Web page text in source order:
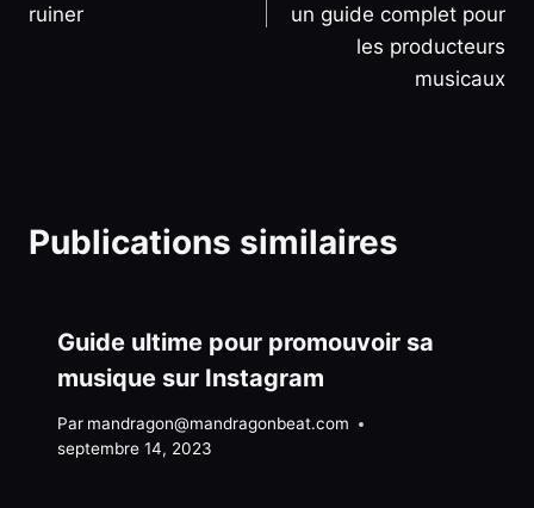
ruiner
un guide complet pour
les producteurs
musicaux
Publications similaires
Guide ultime pour promouvoir sa
musique sur Instagram
Par mandragon@mandragonbeat.com
septembre 14, 2023